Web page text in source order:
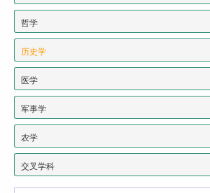
哲学
历史学
医学
军事学
农学
交叉学科